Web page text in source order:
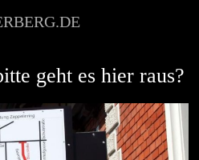
geht es hier raus?